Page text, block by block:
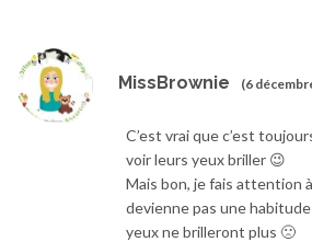
MissBrownie (6
C’est vrai que c’est
voir leurs yeux briller 😉
Mais bon, je fais attention
devienne pas une
yeux ne brilleront plus 🙁